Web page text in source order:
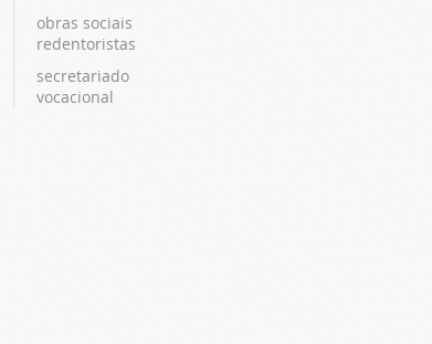
obras sociais
redentoristas
secretariado
vocacional